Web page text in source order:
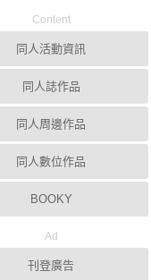
Content
同人活動資訊
同人誌作品
同人周邊作品
同人數位作品
BOOKY
Ad
刊登廣告